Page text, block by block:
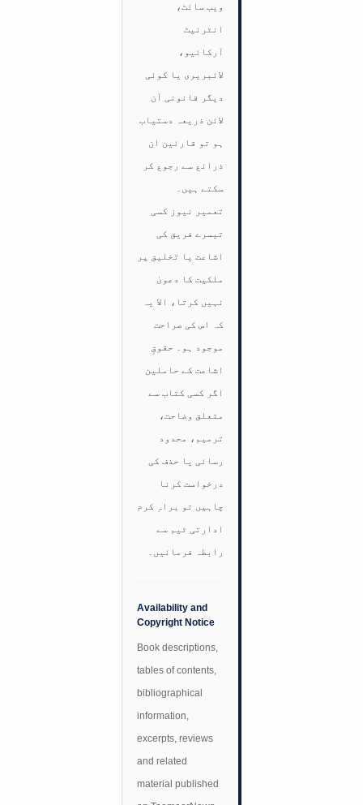
ویب سائٹ،
انٹرنیٹ
آرکائیو،
لائبریری یا کوئی
دیگر قانونی آن
لائن ذریعہ دستیاب
ہو تو قارئین ان
ذرائع سے رجوع کر
سکتے ہیں۔
تعمیر نیوز کسی
تیسرے فریق کی
اشاعت یا تخلیق پر
ملکیت کا دعویٰ
نہیں کرتا، الا یہ
کہ اس کی صراحت
موجود ہو۔ حقوقِ
اشاعت کے حاملین
اگر کسی کتاب سے
متعلق وضاحت،
ترمیم، محدود
رسائی یا حذف کی
درخواست کرنا
چاہیں تو براہِ کرم
ادارتی ٹیم سے
رابطہ فرمائیں۔
Availability and
Copyright Notice
Book descriptions,
tables of contents,
bibliographical
information,
excerpts, reviews
and related
material published